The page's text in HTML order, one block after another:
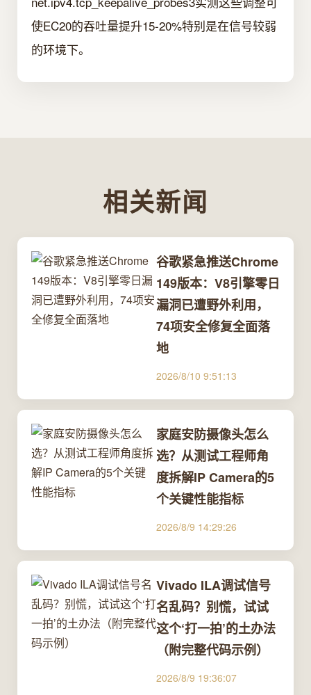
使EC20的吞吐量提升15-20%特别是在信号较弱
的环境下。
相关新闻
谷歌紧急推送Chrome
149版本：V8引擎零日
漏洞已遭野外利用，
74项安全修复全面落
地
2026/8/10 9:51:13
家庭安防摄像头怎么
选？从测试工程师角
度拆解IP Camera的5
个关键性能指标
2026/8/9 14:29:26
Vivado ILA调试信号
名乱码？别慌，试试
这个‘打一拍’的土办法
（附完整代码示例）
2026/8/9 19:36:07